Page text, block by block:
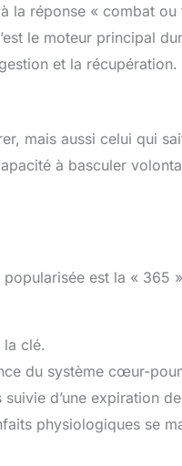
la réponse « combat
le moteur principal
et la
mais aussi celui qui
à basculer
est la « 365
clé.
du système cœur-
d’une expiration
physiologiques se